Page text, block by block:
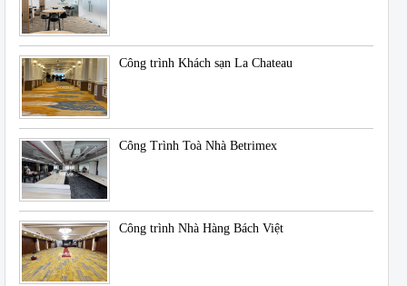
Công trình Khách sạn La Chateau
Công Trình Toà Nhà Betrimex
Công trình Nhà Hàng Bách Việt